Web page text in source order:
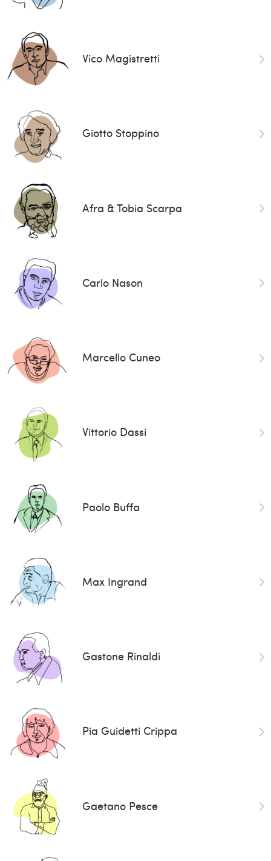
Vico Magistretti
Giotto Stoppino
Afra & Tobia Scarpa
Carlo Nason
Marcello Cuneo
Vittorio Dassi
Paolo Buffa
Max Ingrand
Gastone Rinaldi
Pia Guidetti Crippa
Gaetano Pesce